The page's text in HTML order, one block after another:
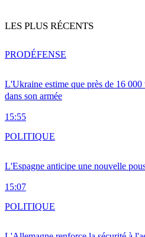
LES PLUS RÉCENTS
L'Ukraine estime que près de 16 000
dans son armée
15:55
PRODÉFENSE
L'Espagne anticipe une nouvelle
15:07
POLITIQUE
POLITIQUE